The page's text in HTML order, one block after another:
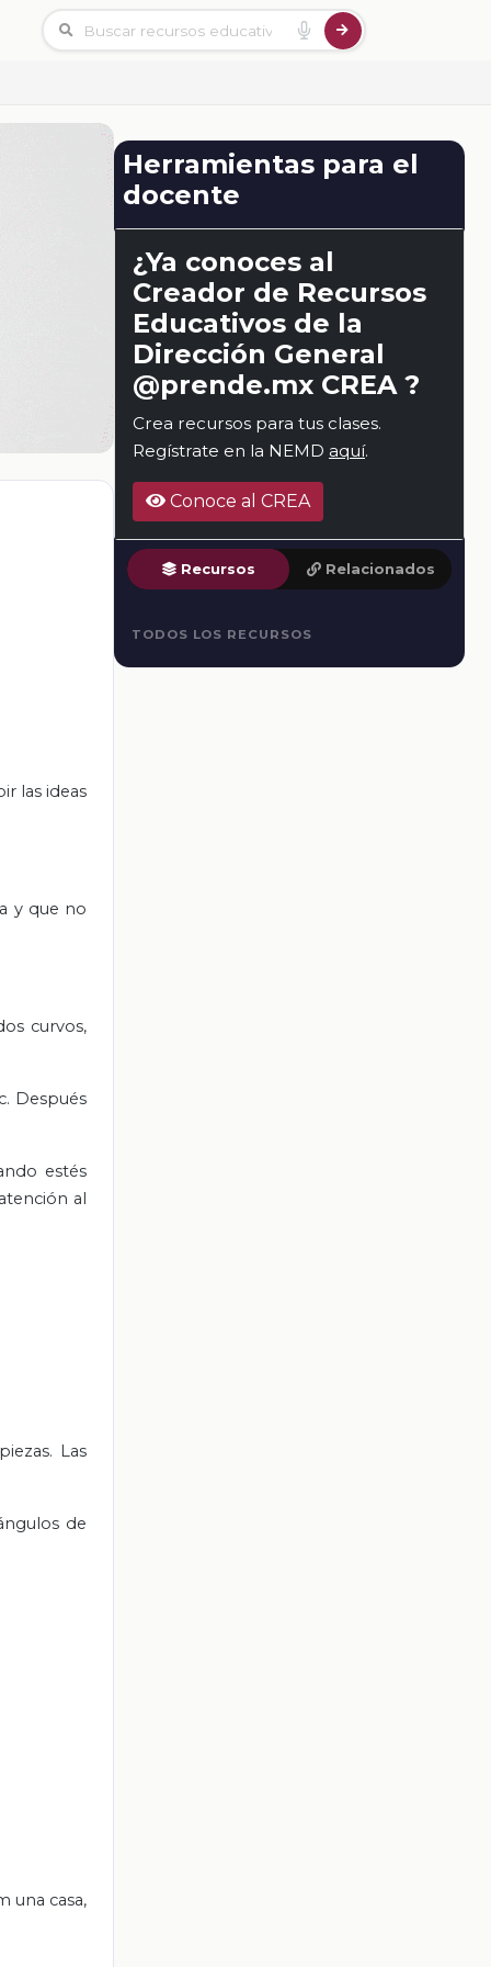
las ideas
y que no
curvos,
Después
estés
al
Las
de
una casa,
Herramientas para el
docente
¿Ya conoces al
Creador de Recursos
Educativos de la
Dirección General
@prende.mx CREA ?
Crea recursos para tus clases.
Regístrate en la NEMD aquí.
Conoce al CREA
Recursos Relacionados
TODOS LOS RECURSOS